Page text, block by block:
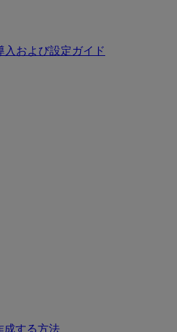
入および設定ガイド
成する方法